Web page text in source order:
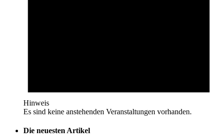
Hinweis
Es sind keine anstehenden Veranstaltungen vorhanden.
Die neuesten Artikel